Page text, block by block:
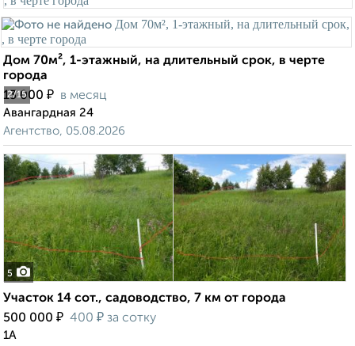
2/15
Дом 70м², 1-этажный, на длительный срок, в черте
города
13 000 ₽ в месяц
Авангардная 24
Агентство, 05.08.2026
5
Участок 14 сот., садоводство, 7 км от города
500 000 ₽ 400 ₽ за сотку
1А